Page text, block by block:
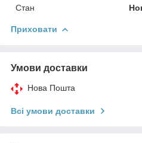
Стан
Приховати
Умови доставки
Нова Пошта
Всі умови доставки